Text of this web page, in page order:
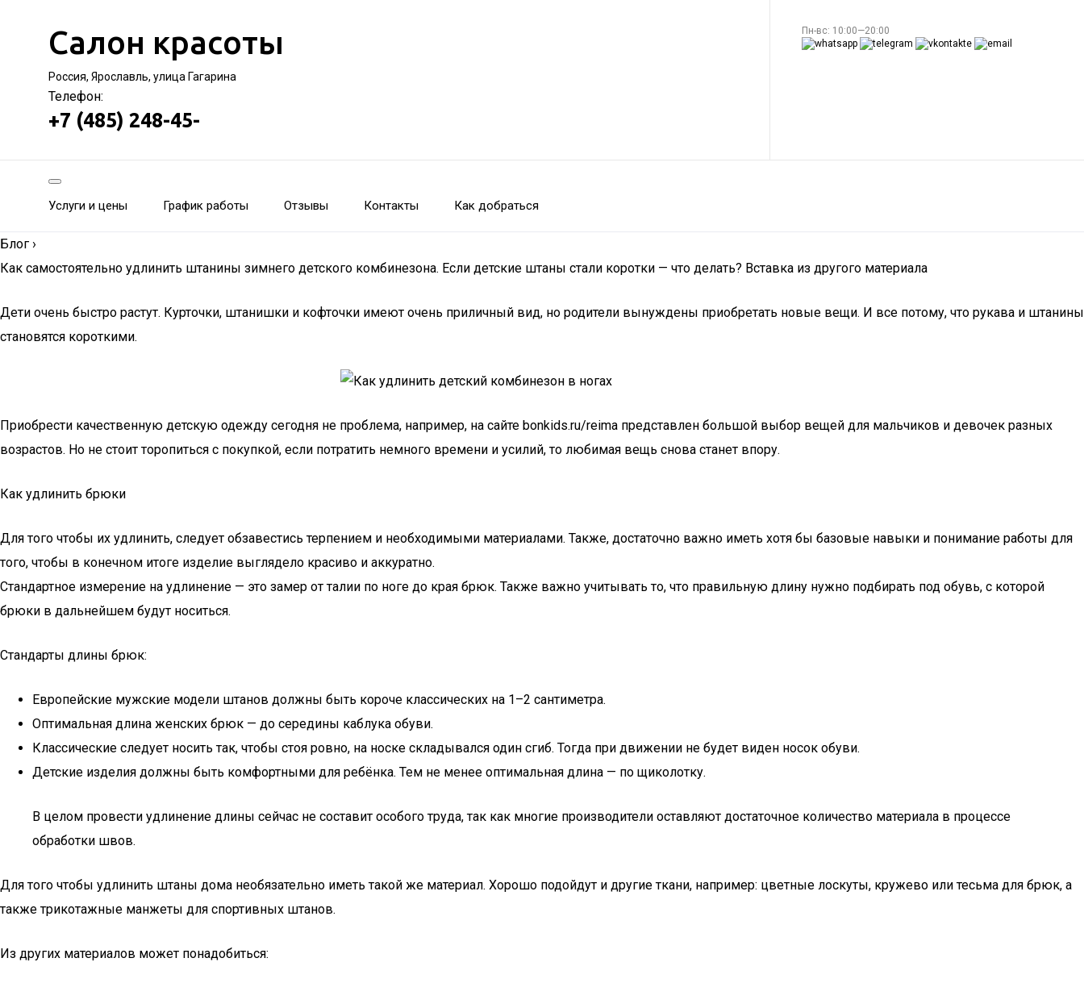
Салон красоты
Россия, Ярославль, улица Гагарина
Телефон:
+7 (485) 248-45-
Пн-вс: 10:00—20:00
Услуги и цены График работы Отзывы Контакты Как добраться
Блог ›
Как самостоятельно удлинить штанины зимнего детского комбинезона. Если детские штаны стали коротки — что делать? Вставка из другого материала
Дети очень быстро растут. Курточки, штанишки и кофточки имеют очень приличный вид, но родители вынуждены приобретать новые вещи. И все потому, что рукава и штанины
становятся короткими.
Приобрести качественную детскую одежду сегодня не проблема, например, на сайте bonkids.ru/reima представлен большой выбор вещей для мальчиков и девочек разных
возрастов. Но не стоит торопиться с покупкой, если потратить немного времени и усилий, то любимая вещь снова станет впору.
Как удлинить брюки
Для того чтобы их удлинить, следует обзавестись терпением и необходимыми материалами. Также, достаточно важно иметь хотя бы базовые навыки и понимание работы для
того, чтобы в конечном итоге изделие выглядело красиво и аккуратно.
Стандартное измерение на удлинение — это замер от талии по ноге до края брюк. Также важно учитывать то, что правильную длину нужно подбирать под обувь, с которой
брюки в дальнейшем будут носиться.
Стандарты длины брюк:
Европейские мужские модели штанов должны быть короче классических на 1–2 сантиметра.
Оптимальная длина женских брюк — до середины каблука обуви.
Классические следует носить так, чтобы стоя ровно, на носке складывался один сгиб. Тогда при движении не будет виден носок обуви.
Детские изделия должны быть комфортными для ребёнка. Тем не менее оптимальная длина — по щиколотку.
В целом провести удлинение длины сейчас не составит особого труда, так как многие производители оставляют достаточное количество материала в процессе
обработки швов.
Для того чтобы удлинить штаны дома необязательно иметь такой же материал. Хорошо подойдут и другие ткани, например: цветные лоскуты, кружево или тесьма для брюк, а
также трикотажные манжеты для спортивных штанов.
Из других материалов может понадобиться: